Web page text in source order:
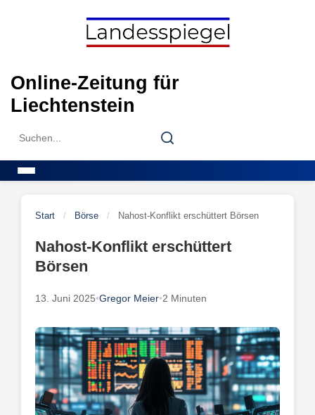
Online-Zeitung für
Liechtenstein
Search
Search
Start / Börse / Nahost-Konflikt erschüttert Börsen
Nahost-Konflikt erschüttert
Börsen
13. Juni 2025•Gregor Meier•2 Minuten